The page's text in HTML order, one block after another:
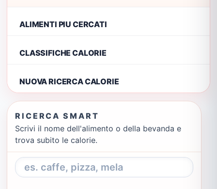
ALIMENTI PIU CERCATI
CLASSIFICHE CALORIE
NUOVA RICERCA CALORIE
RICERCA SMART
Scrivi il nome dell'alimento o della bevanda e
trova subito le calorie.